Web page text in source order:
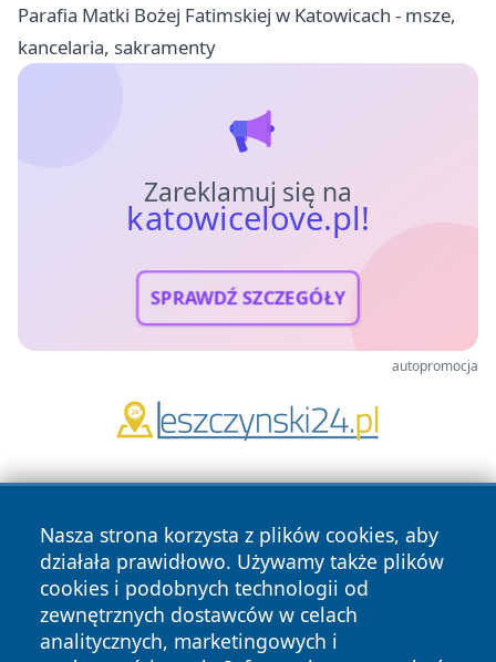
Parafia Matki Bożej Fatimskiej w Katowicach - msze,
kancelaria, sakramenty
Zareklamuj się na
katowicelove.pl!
SPRAWDŹ SZCZEGÓŁY
autopromocja
Nasza strona korzysta z plików cookies, aby
działała prawidłowo. Używamy także plików
cookies i podobnych technologii od
zewnętrznych dostawców w celach
analitycznych, marketingowych i
Copyright © 2026 katowicelove.pl Wszystkie prawa
zastrzeżone.